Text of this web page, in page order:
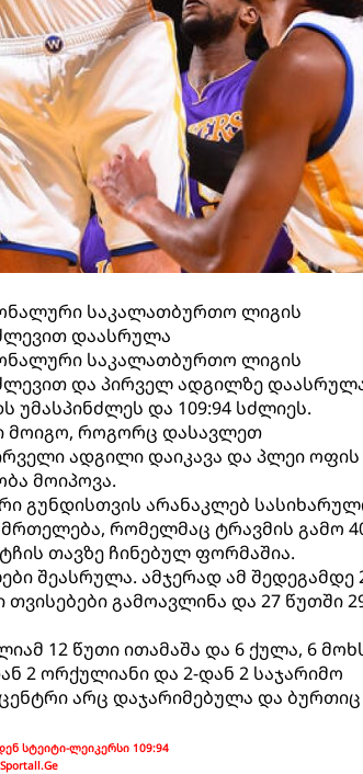
საკალათბურთო ლიგის
დაასრულა
საკალათბურთო ლიგის
და პირველ ადგილზე
და 109:94 სძლიეს.
მოიგო, როგორც დასავლეთ
ადგილი დაიკავა და პლეი ოფის
მოიპოვა.
გუნდისთვის არანაკლებ
რომელმაც ტრავმის გამო
თავზე ჩინებულ ფორმაშია.
შეასრულა. ამჯერად ამ შედეგამდე
გამოავლინა და 27 წუთში
12 წუთი ითამაშა და 6 ქულა, 6
2 ორქულიანი და 2-დან 2 საჯარიმო
არც დაჯარიმებულა და
სტეიტი-ლეიკერსი 109:94